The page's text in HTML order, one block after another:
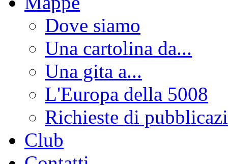
Dove siamo
Una cartolina da...
Una gita a...
L'Europa della 5008
Richieste di
Club